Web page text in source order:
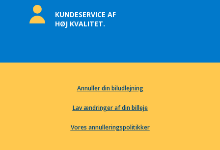
KUNDESERVICE AF
HØJ KVALITET.
Annuller din biludlejning
Lav ændringer af din billeje
Vores annulleringspolitikker